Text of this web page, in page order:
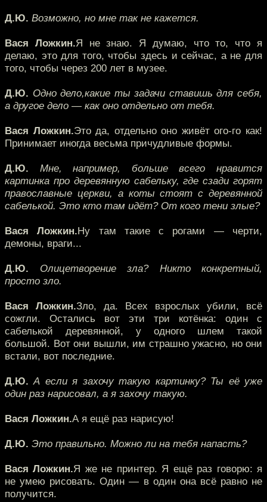
Д.Ю. Возможно, но мне так не кажется.
Вася Ложкин.Я не знаю. Я думаю, что то, что я
делаю, это для того, чтобы здесь и сейчас, а не для
того, чтобы через 200 лет в музее.
Д.Ю. Одно дело,какие ты задачи ставишь для себя,
а другое дело — как оно отдельно от тебя.
Вася Ложкин.Это да, отдельно оно живёт ого-го как!
Принимает иногда весьма причудливые формы.
Д.Ю. Мне, например, больше всего нравится
картинка про деревянную сабельку, где сзади горят
православные церкви, а коты стоят с деревянной
сабелькой. Это кто там идёт? От кого тени злые?
Вася Ложкин.Ну там такие с рогами — черти,
демоны, враги...
Д.Ю. Олицетворение зла? Никто конкретный,
просто зло.
Вася Ложкин.Зло, да. Всех взрослых убили, всё
сожгли. Остались вот эти три котёнка: один с
сабелькой деревянной, у одного шлем такой
большой. Вот они вышли, им страшно ужасно, но они
встали, вот последние.
Д.Ю. А если я захочу такую картинку? Ты её уже
один раз нарисовал, а я захочу такую.
Вася Ложкин.А я ещё раз нарисую!
Д.Ю. Это правильно. Можно ли на тебя напасть?
Вася Ложкин.Я же не принтер. Я ещё раз говорю: я
не умею рисовать. Один — в один она всё равно не
получится.